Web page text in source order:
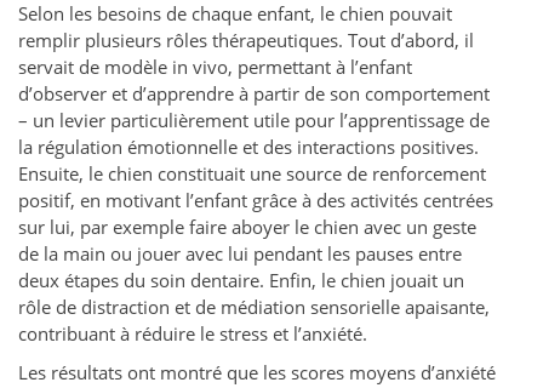
Selon les besoins de chaque enfant, le chien pouvait
remplir plusieurs rôles thérapeutiques. Tout d’abord, il
servait de modèle in vivo, permettant à l’enfant
d’observer et d’apprendre à partir de son comportement
– un levier particulièrement utile pour l’apprentissage de
la régulation émotionnelle et des interactions positives.
Ensuite, le chien constituait une source de renforcement
positif, en motivant l’enfant grâce à des activités centrées
sur lui, par exemple faire aboyer le chien avec un geste
de la main ou jouer avec lui pendant les pauses entre
deux étapes du soin dentaire. Enfin, le chien jouait un
rôle de distraction et de médiation sensorielle apaisante,
contribuant à réduire le stress et l’anxiété.
Les résultats ont montré que les scores moyens d’anxiété